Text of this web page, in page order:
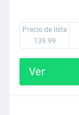
Precio de lista
139.99
Ver